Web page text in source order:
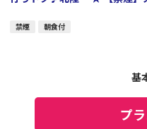
禁煙 朝食付
基
プ